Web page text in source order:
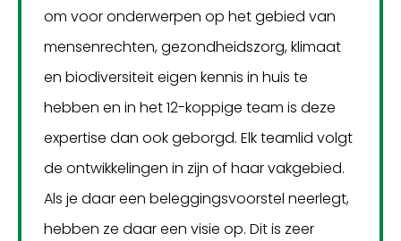
om voor onderwerpen op het gebied van
mensenrechten, gezondheidszorg, klimaat
en biodiversiteit eigen kennis in huis te
hebben en in het 12-koppige team is deze
expertise dan ook geborgd. Elk teamlid volgt
de ontwikkelingen in zijn of haar vakgebied.
Als je daar een beleggingsvoorstel neerlegt,
hebben ze daar een visie op. Dit is zeer